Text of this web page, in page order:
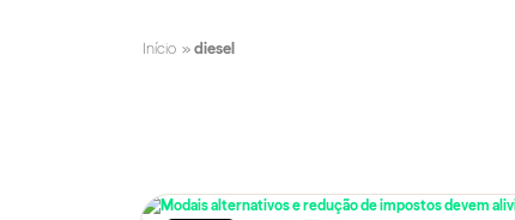
Início » diesel